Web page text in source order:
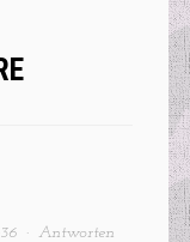
· Antworten